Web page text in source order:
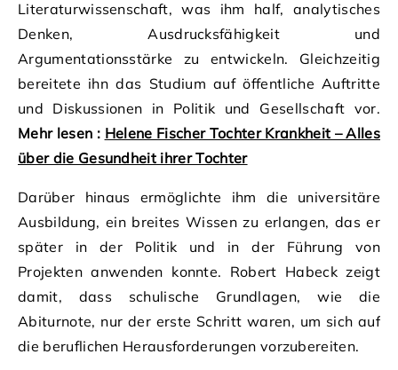
Literaturwissenschaft, was ihm half, analytisches
Denken, Ausdrucksfähigkeit und
Argumentationsstärke zu entwickeln. Gleichzeitig
bereitete ihn das Studium auf öffentliche Auftritte
und Diskussionen in Politik und Gesellschaft vor.
Mehr lesen : Helene Fischer Tochter Krankheit – Alles
über die Gesundheit ihrer Tochter
Darüber hinaus ermöglichte ihm die universitäre
Ausbildung, ein breites Wissen zu erlangen, das er
später in der Politik und in der Führung von
Projekten anwenden konnte. Robert Habeck zeigt
damit, dass schulische Grundlagen, wie die
Abiturnote, nur der erste Schritt waren, um sich auf
die beruflichen Herausforderungen vorzubereiten.